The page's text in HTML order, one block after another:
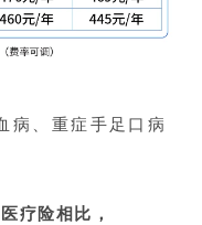
病、重症手足口病
疗险相比，